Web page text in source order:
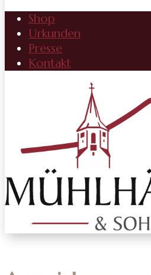
Shop
Urkunden
Presse
Kontakt